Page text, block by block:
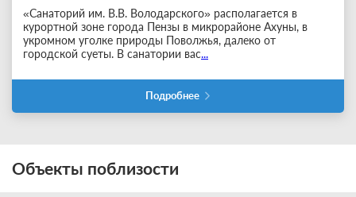
«Санаторий им. В.В. Володарского» располагается в
курортной зоне города Пензы в микрорайоне Ахуны, в
укромном уголке природы Поволжья, далеко от
городской суеты. В санатории вас...
Подробнее
Объекты поблизости